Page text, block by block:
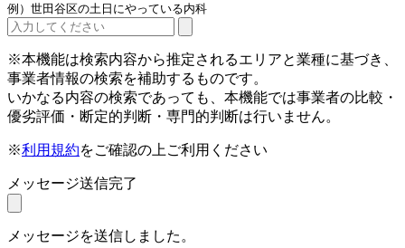
例）世田谷区の土日にやっている内科
※本機能は検索内容から推定されるエリアと業種に基づき、
事業者情報の検索を補助するものです。
いかなる内容の検索であっても、本機能では事業者の比較・
優劣評価・断定的判断・専門的判断は行いません。
※利用規約をご確認の上ご利用ください
メッセージ送信完了
メッセージを送信しました。